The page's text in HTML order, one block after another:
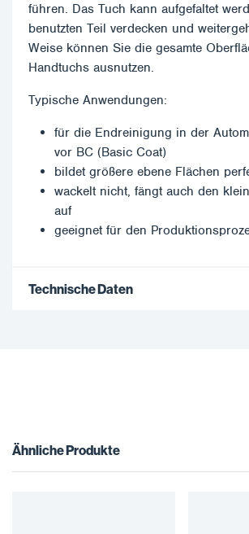
führen. Das Tuch kann aufgefaltet
benutzten Teil verdecken und
Weise können Sie die gesamte
Handtuchs ausnutzen.
Typische Anwendungen:
für die Endreinigung in der
vor BC (Basic Coat)
bildet größere ebene Flächen
wackelt nicht, fängt auch den
auf
geeignet für den
Technische Daten
Ähnliche Produkte